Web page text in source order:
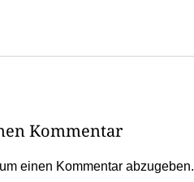
Kommentar
einen Kommentar abzugeben.